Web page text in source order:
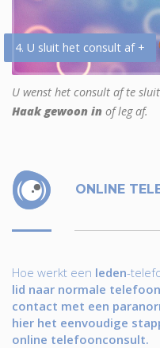
4. U sluit het consult af +
U wenst het consult af te
Haak gewoon in of leg af.
ONLINE
Hoe werkt een leden-
lid naar normale
contact met een
hier het eenvoudige
online telefoonconsult.